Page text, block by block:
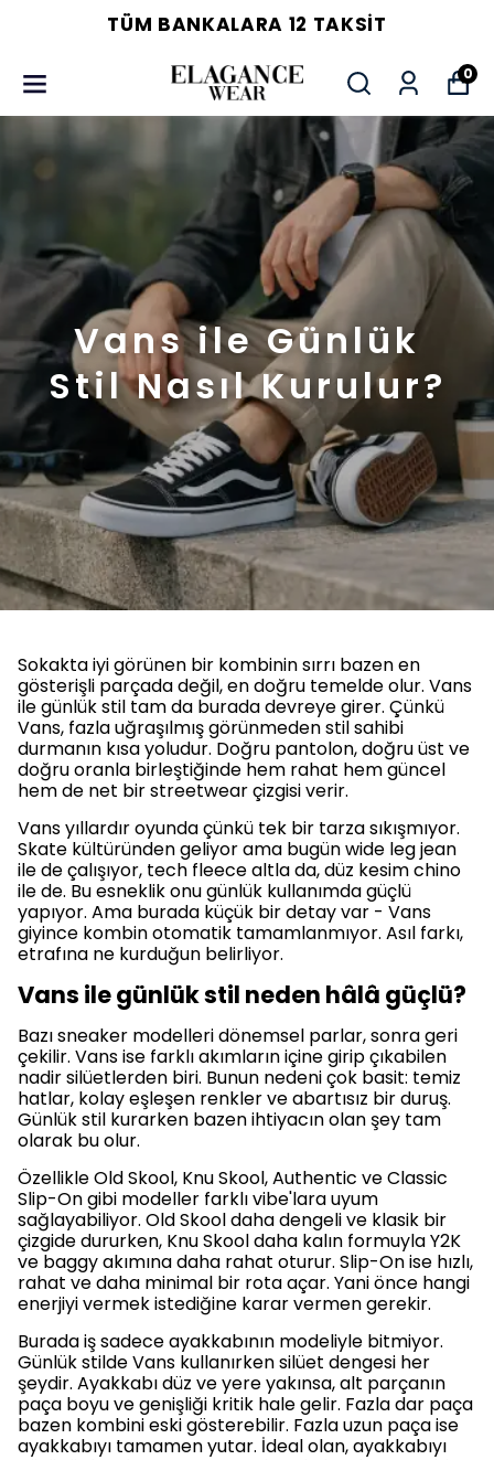
TÜM BANKALARA 12 TAKSIT
0
Vans ile Günlük
Stil Nasıl Kurulur?
Sokakta iyi görünen bir kombinin sırrı bazen en
gösterişli parçada değil, en doğru temelde olur. Vans
ile günlük stil tam da burada devreye girer. Çünkü
Vans, fazla uğraşılmış görünmeden stil sahibi
durmanın kısa yoludur. Doğru pantolon, doğru üst ve
doğru oranla birleştiğinde hem rahat hem güncel
hem de net bir streetwear çizgisi verir.
Vans yıllardır oyunda çünkü tek bir tarza sıkışmıyor.
Skate kültüründen geliyor ama bugün wide leg jean
ile de çalışıyor, tech fleece altla da, düz kesim chino
ile de. Bu esneklik onu günlük kullanımda güçlü
yapıyor. Ama burada küçük bir detay var - Vans
giyince kombin otomatik tamamlanmıyor. Asıl farkı,
etrafına ne kurduğun belirliyor.
Vans ile günlük stil neden hâlâ güçlü?
Bazı sneaker modelleri dönemsel parlar, sonra geri
çekilir. Vans ise farklı akımların içine girip çıkabilen
nadir silüetlerden biri. Bunun nedeni çok basit: temiz
hatlar, kolay eşleşen renkler ve abartısız bir duruş.
Günlük stil kurarken bazen ihtiyacın olan şey tam
olarak bu olur.
Özellikle Old Skool, Knu Skool, Authentic ve Classic
Slip-On gibi modeller farklı vibe'lara uyum
sağlayabiliyor. Old Skool daha dengeli ve klasik bir
çizgide dururken, Knu Skool daha kalın formuyla Y2K
ve baggy akımına daha rahat oturur. Slip-On ise hızlı,
rahat ve daha minimal bir rota açar. Yani önce hangi
enerjiyi vermek istediğine karar vermen gerekir.
Burada iş sadece ayakkabının modeliyle bitmiyor.
Günlük stilde Vans kullanırken silüet dengesi her
şeydir. Ayakkabı düz ve yere yakınsa, alt parçanın
paça boyu ve genişliği kritik hale gelir. Fazla dar paça
bazen kombini eski gösterebilir. Fazla uzun paça ise
ayakkabıyı tamamen yutar. İdeal olan, ayakkabıyı